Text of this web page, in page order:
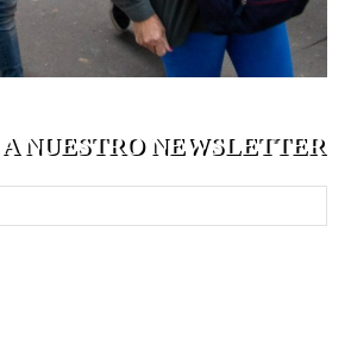
NUESTRO NEWSLETTER